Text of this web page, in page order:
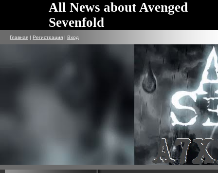
All News about Avenged
Sevenfold
Главная | Регистрация | Вход